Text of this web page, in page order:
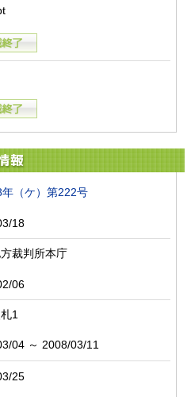
報
（ケ）第222号
18
裁判所本庁
06
1
04 ～ 2008/03/11
25